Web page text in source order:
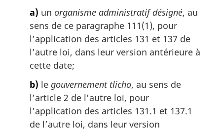
a) un organisme administratif désigné, au
sens de ce paragraphe 111(1), pour
l’application des articles 131 et 137 de
l’autre loi, dans leur version antérieure à
cette date;
b) le gouvernement tlicho, au sens de
l’article 2 de l’autre loi, pour
l’application des articles 131.1 et 137.1
de l’autre loi, dans leur version